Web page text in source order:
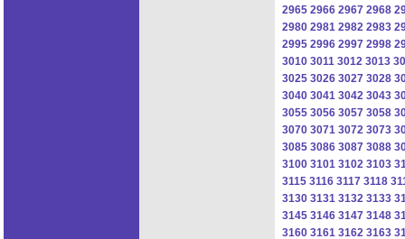
2965 2966 2967 2968
2980 2981 2982 2983
2995 2996 2997 2998
3010 3011 3012 3013
3025 3026 3027 3028
3040 3041 3042 3043
3055 3056 3057 3058
3070 3071 3072 3073
3085 3086 3087 3088
3100 3101 3102 3103
3115 3116 3117 3118
3130 3131 3132 3133
3145 3146 3147 3148
3160 3161 3162 3163